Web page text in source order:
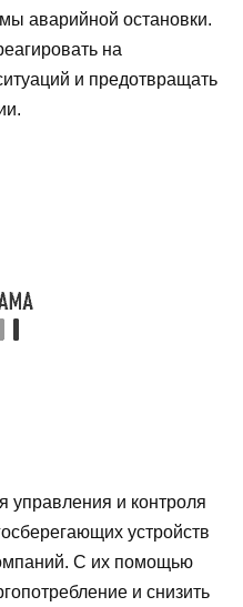
аварийной остановки.
на
и предотвращать
управления и контроля
устройств
С их помощью
и снизить